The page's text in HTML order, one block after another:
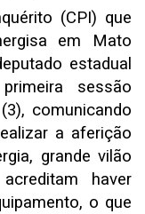
(CPI) que
em Mato
estadual
sessão
comunicando
a aferição
grande vilão
haver
o que